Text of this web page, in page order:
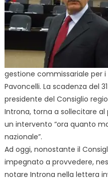
gestione commissariale per
Pavoncelli. La scadenza del
presidente del Consiglio
Introna, torna a sollecitare al
un intervento “ora quanto
nazionale”.
Ad oggi, nonostante il
impegnato a provvedere,
notare Introna nella lettera